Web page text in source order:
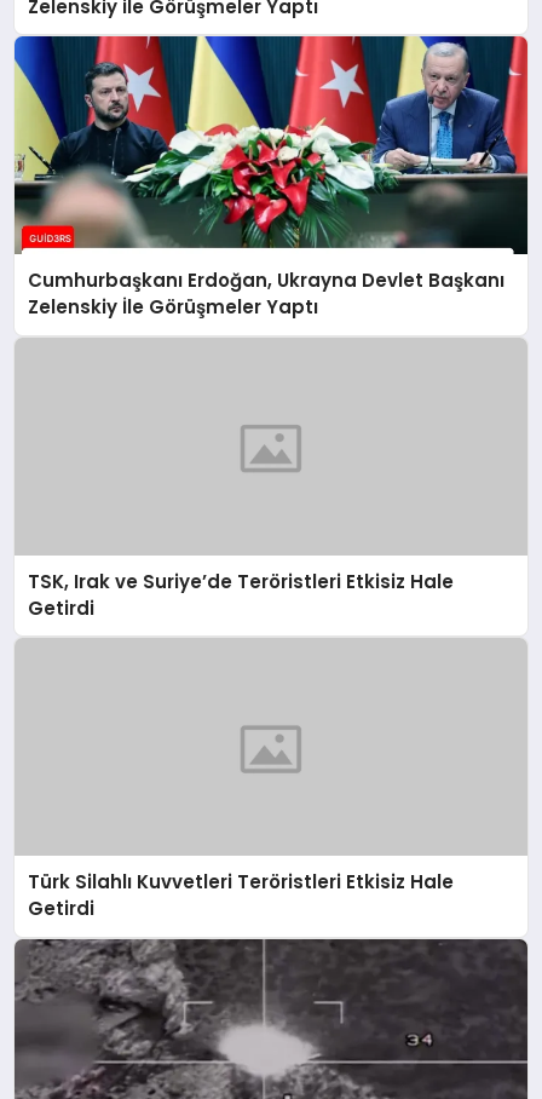
Zelenskiy ile Görüşmeler Yaptı
Cumhurbaşkanı Erdoğan, Ukrayna Devlet Başkanı
Zelenskiy İle Görüşmeler Yaptı
TSK, Irak ve Suriye’de Teröristleri Etkisiz Hale
Getirdi
Türk Silahlı Kuvvetleri Teröristleri Etkisiz Hale
Getirdi